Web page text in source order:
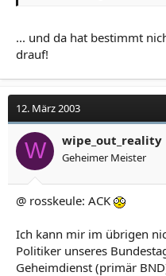
... und da hat bestimmt
drauf!
12. März 2003
W wipe_out_reality
Geheimer Meister
@ rosskeule: ACK
Ich kann mir im übrigen
Politiker unseres
Geheimdienst (primär